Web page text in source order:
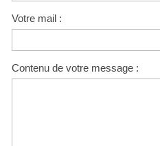
Votre mail :
Contenu de votre message :